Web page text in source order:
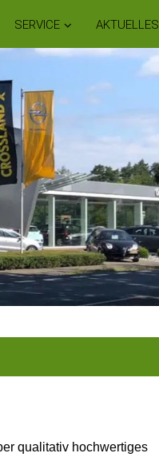
SERVICE AKTUELLES
qualitativ hochwertiges